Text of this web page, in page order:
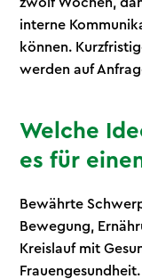
interne
können.
werden auf
Welche
es für
Bewährte
Bewegung,
Kreislauf mit